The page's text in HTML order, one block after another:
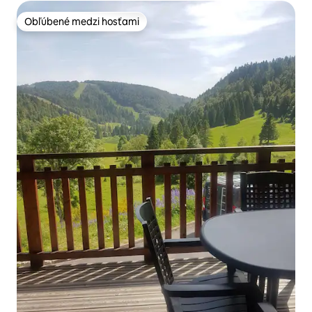
Obľúbené medzi hosťami
Obľúbené medzi hosťami